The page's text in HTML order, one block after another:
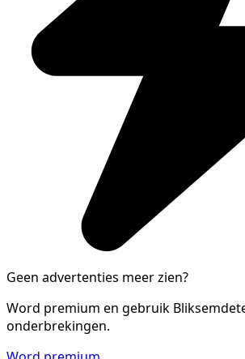
Geen advertenties meer zien?
Word premium en gebruik
onderbrekingen.